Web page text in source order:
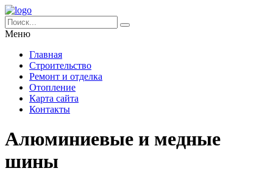
Меню
Главная
Строительство
Ремонт и отделка
Отопление
Карта сайта
Контакты
Алюминиевые и медные
шины